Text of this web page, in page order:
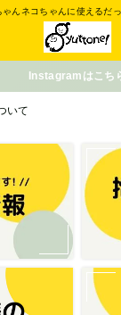
んネコちゃんに使えるだ
Instagramはこち
いて